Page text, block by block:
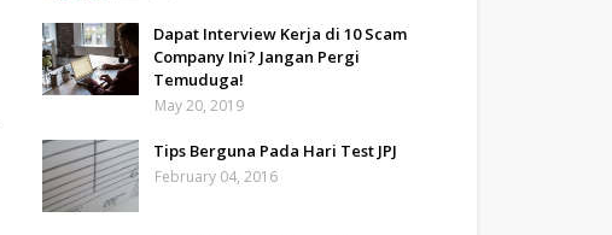
Dapat Interview Kerja di 10 Scam
Company Ini? Jangan Pergi
Temuduga!
May 20, 2019
Tips Berguna Pada Hari Test JPJ
February 04, 2016